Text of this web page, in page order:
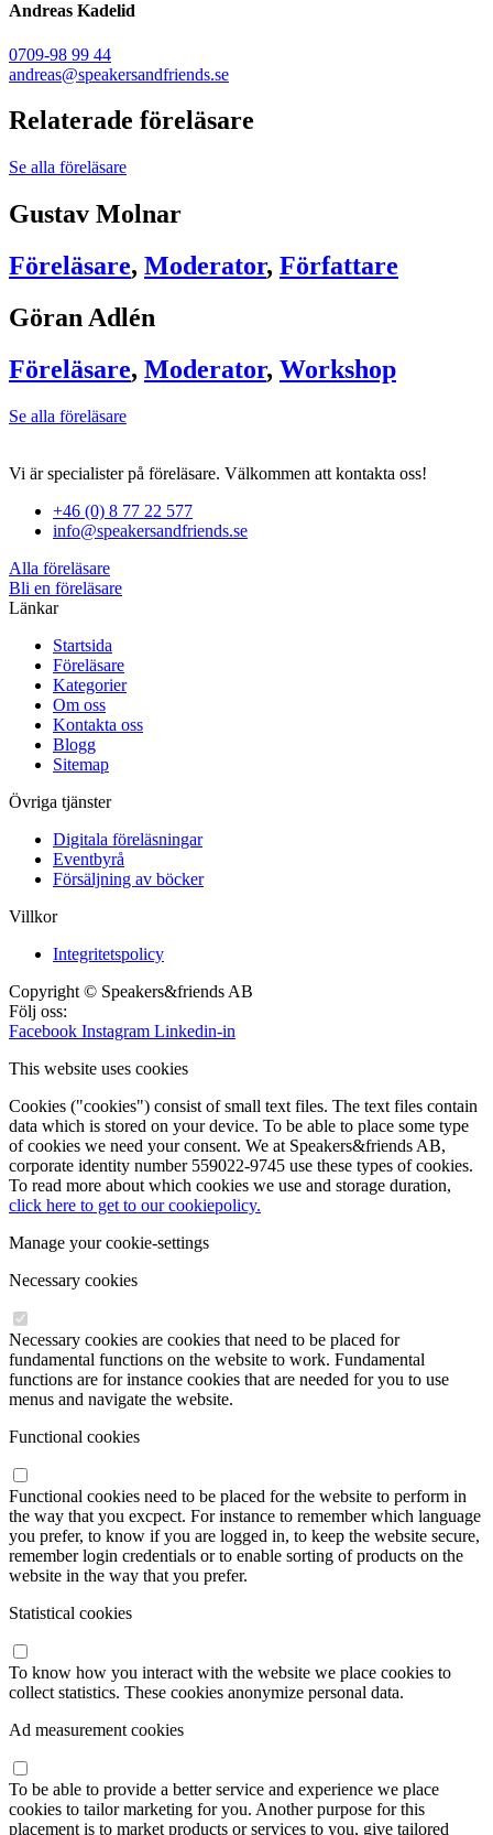
Andreas Kadelid ​
0709-98 99 44
andreas@speakersandfriends.se​
Relaterade föreläsare
Se alla föreläsare
Gustav Molnar
Föreläsare, Moderator, Författare
Göran Adlén
Föreläsare, Moderator, Workshop
Se alla föreläsare
Vi är specialister på föreläsare. Välkommen att kontakta oss!
+46 (0) 8 77 22 577
info@speakersandfriends.se
Alla föreläsare
Bli en föreläsare​
Länkar
Startsida
Föreläsare
Kategorier
Om oss
Kontakta oss
Blogg
Sitemap
Övriga tjänster
Digitala föreläsningar
Eventbyrå
Försäljning av böcker
Villkor
Integritetspolicy
Copyright © Speakers&friends AB
Följ oss:
Facebook Instagram Linkedin-in
This website uses cookies
Cookies ("cookies") consist of small text files. The text files contain
data which is stored on your device. To be able to place some type
of cookies we need your consent. We at Speakers&friends AB,
corporate identity number 559022-9745 use these types of cookies.
To read more about which cookies we use and storage duration,
click here to get to our cookiepolicy.
Manage your cookie-settings
Necessary cookies
Necessary cookies are cookies that need to be placed for
fundamental functions on the website to work. Fundamental
functions are for instance cookies that are needed for you to use
menus and navigate the website.
Functional cookies
Functional cookies need to be placed for the website to perform in
the way that you excpect. For instance to remember which language
you prefer, to know if you are logged in, to keep the website secure,
remember login credentials or to enable sorting of products on the
website in the way that you prefer.
Statistical cookies
To know how you interact with the website we place cookies to
collect statistics. These cookies anonymize personal data.
Ad measurement cookies
To be able to provide a better service and experience we place
cookies to tailor marketing for you. Another purpose for this
placement is to market products or services to you, give tailored